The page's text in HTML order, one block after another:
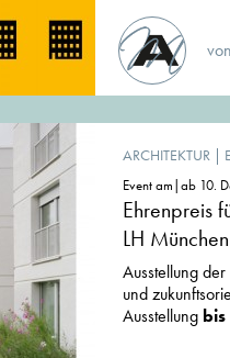
ARCHITEKTUR |
Event am|ab 10.
Ehrenpreis
LH München
Ausstellung
und
Ausstellung